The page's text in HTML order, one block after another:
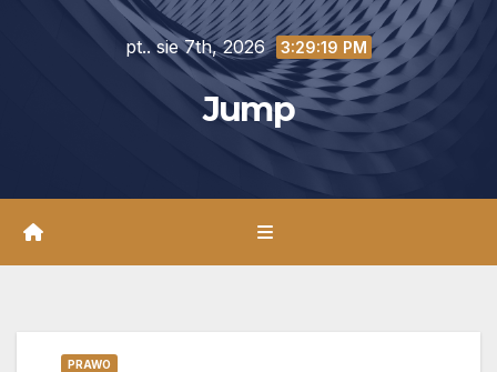
pt.. sie 7th, 2026 3:29:20 PM
Jump
PRAWO